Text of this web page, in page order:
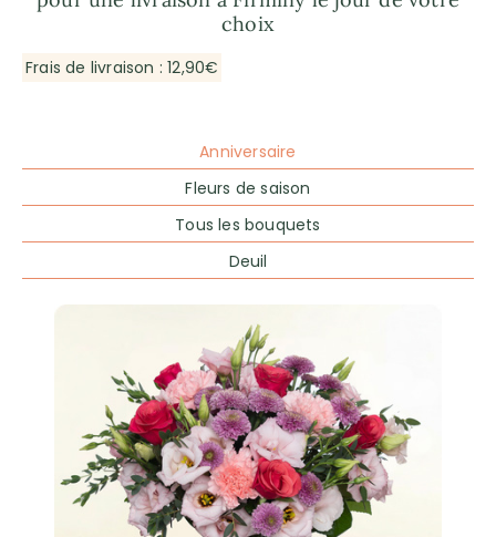
choix
Frais de livraison : 12,90€
Anniversaire
Fleurs de saison
Tous les bouquets
Deuil